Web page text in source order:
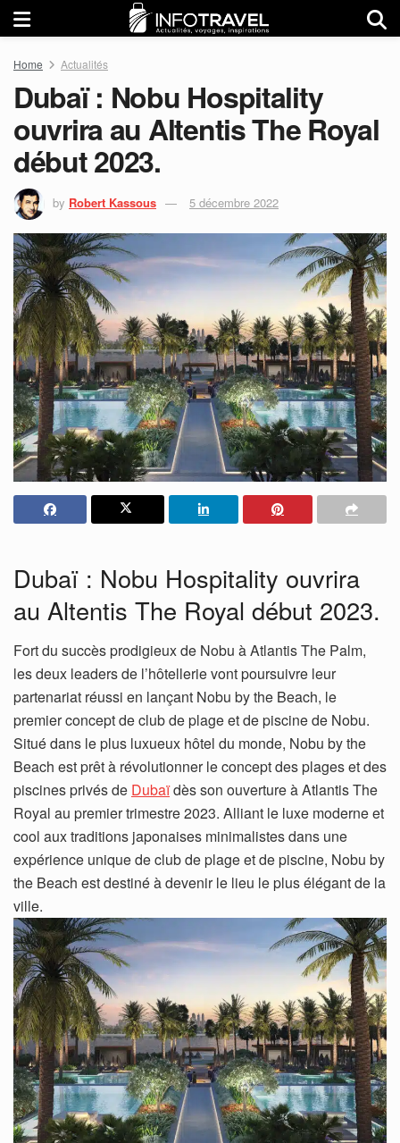
Home Actualités
Dubaï : Nobu Hospitality
ouvrira au Altentis The Royal
début 2023.
by Robert Kassous 5 décembre 2022
Dubaï : Nobu Hospitality ouvrira
au Altentis The Royal début 2023.
Fort du succès prodigieux de Nobu à Atlantis The Palm,
les deux leaders de l’hôtellerie vont poursuivre leur
partenariat réussi en lançant Nobu by the Beach, le
premier concept de club de plage et de piscine de Nobu.
Situé dans le plus luxueux hôtel du monde, Nobu by the
Beach est prêt à révolutionner le concept des plages et des
piscines privés de Dubaïdès son ouverture à Atlantis The
Royal au premier trimestre 2023. Alliant le luxe moderne et
cool aux traditions japonaises minimalistes dans une
expérience unique de club de plage et de piscine, Nobu by
the Beach est destiné à devenir le lieu le plus élégant de la
ville.